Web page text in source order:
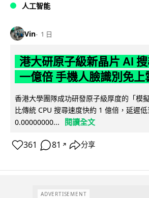
人工智能
Vin 1 日
港大研原子級新晶片 AI
一億倍 手機人臉識別免上
香港大學團隊成功研發原子級厚度的「模
比傳統 CPU 搜尋速度快約 1 億倍，延遲
0.00000000...
閱讀全文
361 81 ↗ 分享
ADVERTISEMENT